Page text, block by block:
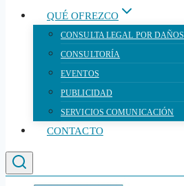
QUÉ OFREZCO
CONSULTA LEGAL POR DAÑOS
CONSULTORÍA
EVENTOS
PUBLICIDAD
SERVICIOS COMUNICACIÓN
CONTACTO